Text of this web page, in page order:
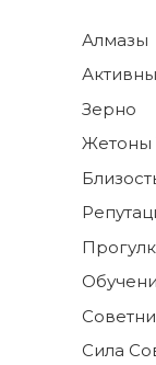
Алмазы
Зерно
Жетоны
Сила